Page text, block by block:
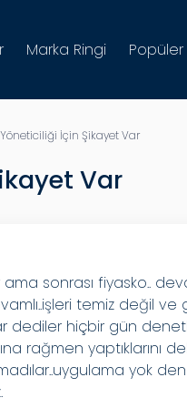
Marka Ringi Popüler
İçin Şikayet Var
Var
sonrası fiyasko..
temiz değil ve
dediler hiçbir gün
rağmen yaptıklarını
yok